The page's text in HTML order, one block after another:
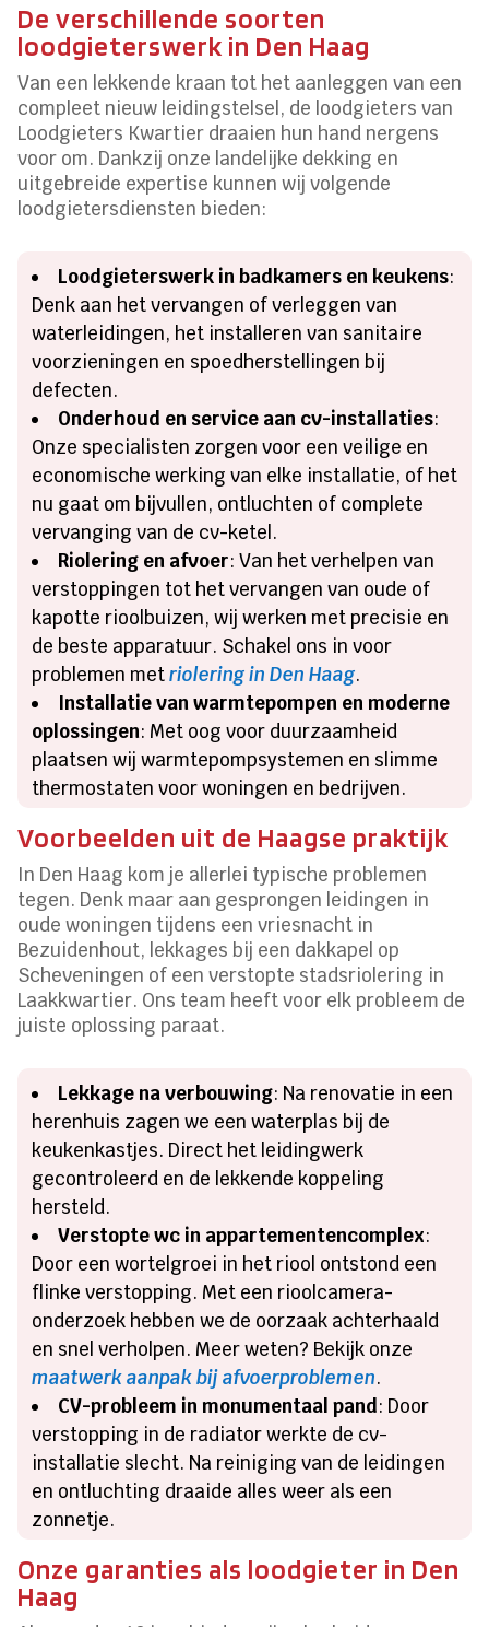
De verschillende soorten
loodgieterswerk in Den Haag
Van een lekkende kraan tot het aanleggen van een
compleet nieuw leidingstelsel, de loodgieters van
Loodgieters Kwartier draaien hun hand nergens
voor om. Dankzij onze landelijke dekking en
uitgebreide expertise kunnen wij volgende
loodgietersdiensten bieden:
Loodgieterswerk in badkamers en keukens:
Denk aan het vervangen of verleggen van
waterleidingen, het installeren van sanitaire
voorzieningen en spoedherstellingen bij
defecten.
Onderhoud en service aan cv-installaties:
Onze specialisten zorgen voor een veilige en
economische werking van elke installatie, of het
nu gaat om bijvullen, ontluchten of complete
vervanging van de cv-ketel.
Riolering en afvoer: Van het verhelpen van
verstoppingen tot het vervangen van oude of
kapotte rioolbuizen, wij werken met precisie en
de beste apparatuur. Schakel ons in voor
problemen metriolering in Den Haag.
Installatie van warmtepompen en moderne
oplossingen: Met oog voor duurzaamheid
plaatsen wij warmtepompsystemen en slimme
thermostaten voor woningen en bedrijven.
Voorbeelden uit de Haagse praktijk
In Den Haag kom je allerlei typische problemen
tegen. Denk maar aan gesprongen leidingen in
oude woningen tijdens een vriesnacht in
Bezuidenhout, lekkages bij een dakkapel op
Scheveningen of een verstopte stadsriolering in
Laakkwartier. Ons team heeft voor elk probleem de
juiste oplossing paraat.
Lekkage na verbouwing: Na renovatie in een
herenhuis zagen we een waterplas bij de
keukenkastjes. Direct het leidingwerk
gecontroleerd en de lekkende koppeling
hersteld.
Verstopte wc in appartementencomplex:
Door een wortelgroei in het riool ontstond een
flinke verstopping. Met een rioolcamera-
onderzoek hebben we de oorzaak achterhaald
en snel verholpen. Meer weten? Bekijk onze
maatwerk aanpak bij afvoerproblemen.
CV-probleem in monumentaal pand: Door
verstopping in de radiator werkte de cv-
installatie slecht. Na reiniging van de leidingen
en ontluchting draaide alles weer als een
zonnetje.
Onze garanties als loodgieter in Den
Haag